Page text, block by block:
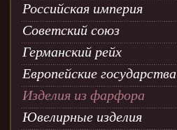
Российская империя
Советский союз
Германский рейх
Европейские государства
Изделия из фарфора
Ювелирные изделия